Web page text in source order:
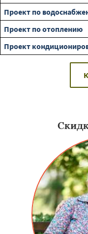
Проект по
Проект по отоплению
Проект